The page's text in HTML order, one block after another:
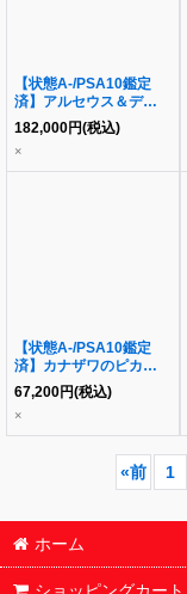
【状態A-/PSA10鑑定
済】アルセウス＆ディア
ルガ＆パルキアGX(SA)
《SR》{100/095}[その
他]
182,000円(税込)
×
【状態A-/PSA10鑑定
済】カナザワのピカチュ
ウ《P》{144/S-P}[その
他]
67,200円(税込)
×
«前 1
ホーム